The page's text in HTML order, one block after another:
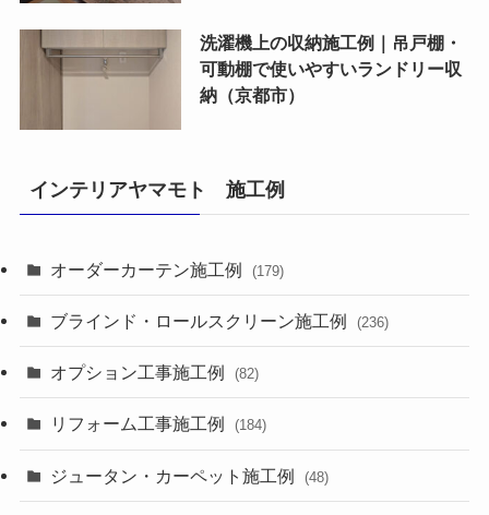
洗濯機上の収納施工例｜吊戸棚・
可動棚で使いやすいランドリー収
納（京都市）
インテリアヤマモト 施工例
オーダーカーテン施工例 (179)
ブラインド・ロールスクリーン施工例 (236)
オプション工事施工例 (82)
リフォーム工事施工例 (184)
ジュータン・カーペット施工例 (48)